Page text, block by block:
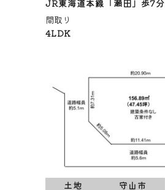
JR東海道本線「瀬田」歩7分
間取り
4LDK
土地 守山市